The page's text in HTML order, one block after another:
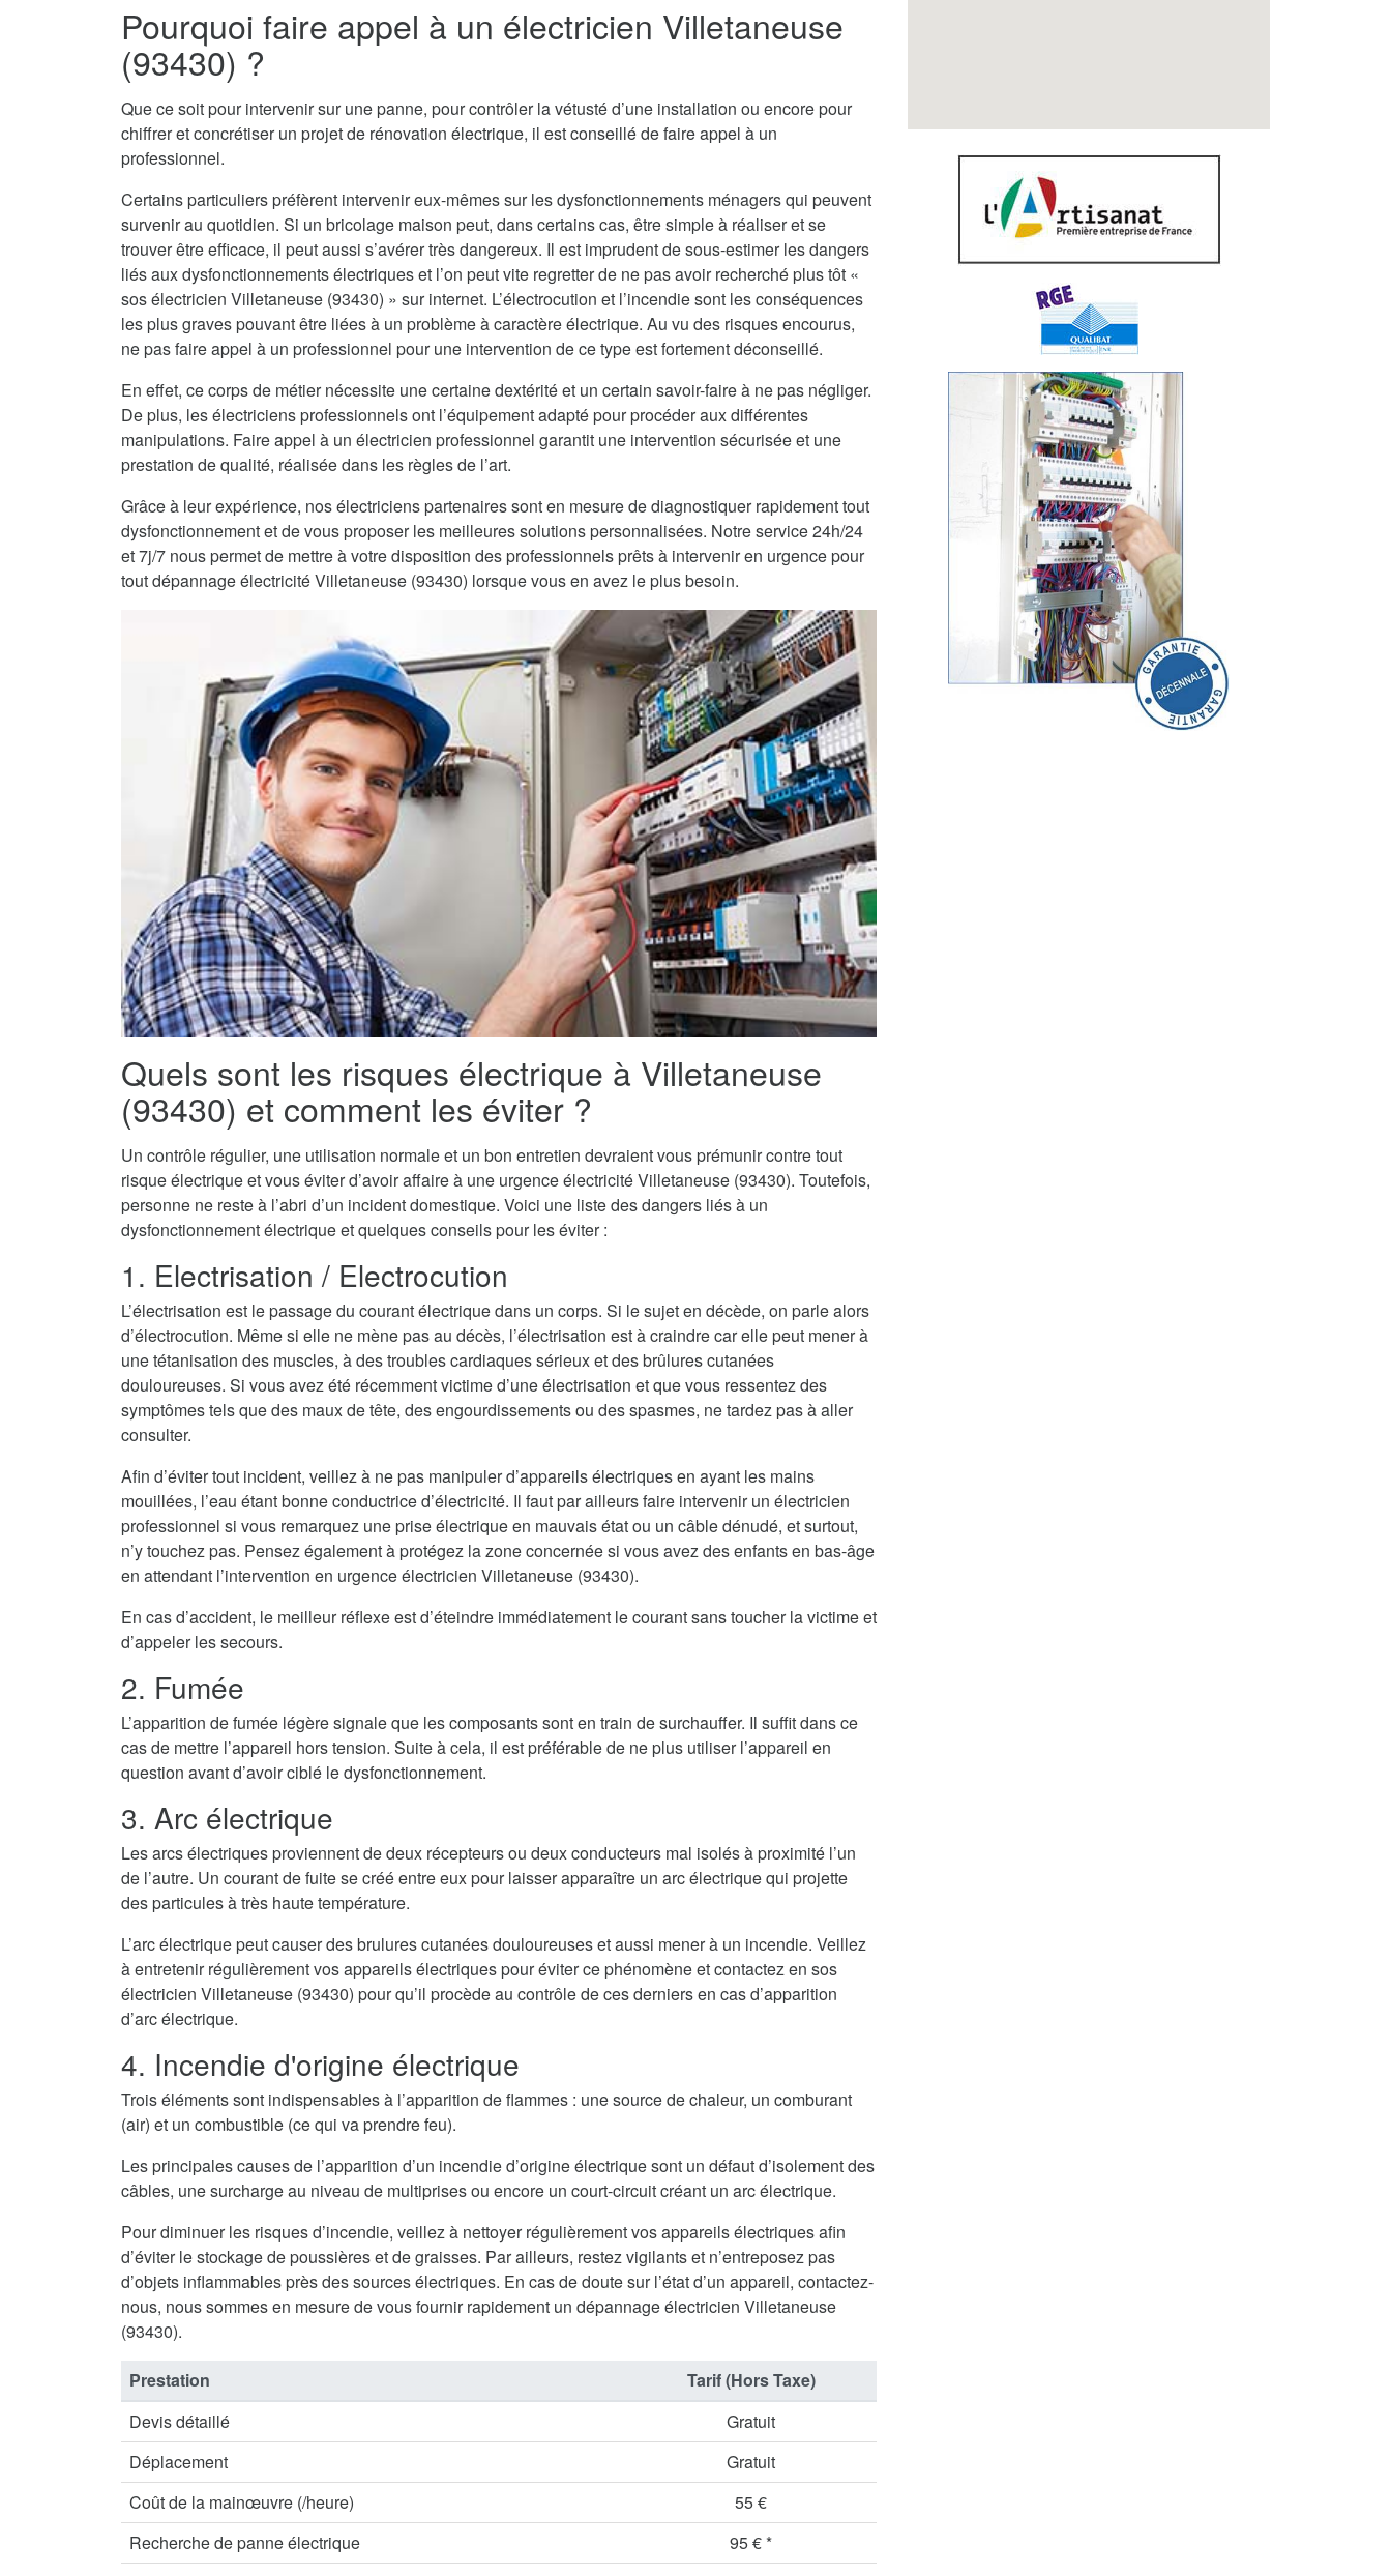
Pourquoi faire appel à un électricien Villetaneuse
(93430) ?
Que ce soit pour intervenir sur une panne, pour contrôler la vétusté d’une installation ou encore pour
chiffrer et concrétiser un projet de rénovation électrique, il est conseillé de faire appel à un
professionnel.
Certains particuliers préfèrent intervenir eux-mêmes sur les dysfonctionnements ménagers qui peuvent
survenir au quotidien. Si un bricolage maison peut, dans certains cas, être simple à réaliser et se
trouver être efficace, il peut aussi s’avérer très dangereux. Il est imprudent de sous-estimer les dangers
liés aux dysfonctionnements électriques et l’on peut vite regretter de ne pas avoir recherché plus tôt «
sos électricien Villetaneuse (93430) » sur internet. L’électrocution et l’incendie sont les conséquences
les plus graves pouvant être liées à un problème à caractère électrique. Au vu des risques encourus,
ne pas faire appel à un professionnel pour une intervention de ce type est fortement déconseillé.
En effet, ce corps de métier nécessite une certaine dextérité et un certain savoir-faire à ne pas négliger.
De plus, les électriciens professionnels ont l’équipement adapté pour procéder aux différentes
manipulations. Faire appel à un électricien professionnel garantit une intervention sécurisée et une
prestation de qualité, réalisée dans les règles de l’art.
Grâce à leur expérience, nos électriciens partenaires sont en mesure de diagnostiquer rapidement tout
dysfonctionnement et de vous proposer les meilleures solutions personnalisées. Notre service 24h/24
et 7j/7 nous permet de mettre à votre disposition des professionnels prêts à intervenir en urgence pour
tout dépannage électricité Villetaneuse (93430) lorsque vous en avez le plus besoin.
Quels sont les risques électrique à Villetaneuse
(93430) et comment les éviter ?
Un contrôle régulier, une utilisation normale et un bon entretien devraient vous prémunir contre tout
risque électrique et vous éviter d’avoir affaire à une urgence électricité Villetaneuse (93430). Toutefois,
personne ne reste à l’abri d’un incident domestique. Voici une liste des dangers liés à un
dysfonctionnement électrique et quelques conseils pour les éviter :
1. Electrisation / Electrocution
L’électrisation est le passage du courant électrique dans un corps. Si le sujet en décède, on parle alors
d’électrocution. Même si elle ne mène pas au décès, l’électrisation est à craindre car elle peut mener à
une tétanisation des muscles, à des troubles cardiaques sérieux et des brûlures cutanées
douloureuses. Si vous avez été récemment victime d’une électrisation et que vous ressentez des
symptômes tels que des maux de tête, des engourdissements ou des spasmes, ne tardez pas à aller
consulter.
Afin d’éviter tout incident, veillez à ne pas manipuler d’appareils électriques en ayant les mains
mouillées, l’eau étant bonne conductrice d’électricité. Il faut par ailleurs faire intervenir un électricien
professionnel si vous remarquez une prise électrique en mauvais état ou un câble dénudé, et surtout,
n’y touchez pas. Pensez également à protégez la zone concernée si vous avez des enfants en bas-âge
en attendant l’intervention en urgence électricien Villetaneuse (93430).
En cas d’accident, le meilleur réflexe est d’éteindre immédiatement le courant sans toucher la victime et
d’appeler les secours.
2. Fumée
L’apparition de fumée légère signale que les composants sont en train de surchauffer. Il suffit dans ce
cas de mettre l’appareil hors tension. Suite à cela, il est préférable de ne plus utiliser l’appareil en
question avant d’avoir ciblé le dysfonctionnement.
3. Arc électrique
Les arcs électriques proviennent de deux récepteurs ou deux conducteurs mal isolés à proximité l’un
de l’autre. Un courant de fuite se créé entre eux pour laisser apparaître un arc électrique qui projette
des particules à très haute température.
L’arc électrique peut causer des brulures cutanées douloureuses et aussi mener à un incendie. Veillez
à entretenir régulièrement vos appareils électriques pour éviter ce phénomène et contactez en sos
électricien Villetaneuse (93430) pour qu’il procède au contrôle de ces derniers en cas d’apparition
d’arc électrique.
4. Incendie d'origine électrique
Trois éléments sont indispensables à l’apparition de flammes : une source de chaleur, un comburant
(air) et un combustible (ce qui va prendre feu).
Les principales causes de l’apparition d’un incendie d’origine électrique sont un défaut d’isolement des
câbles, une surcharge au niveau de multiprises ou encore un court-circuit créant un arc électrique.
Pour diminuer les risques d’incendie, veillez à nettoyer régulièrement vos appareils électriques afin
d’éviter le stockage de poussières et de graisses. Par ailleurs, restez vigilants et n’entreposez pas
d’objets inflammables près des sources électriques. En cas de doute sur l’état d’un appareil, contactez-
nous, nous sommes en mesure de vous fournir rapidement un dépannage électricien Villetaneuse
(93430).
Prestation
Tarif (Hors Taxe)
Devis détaillé
Gratuit
Déplacement
Gratuit
Coût de la mainœuvre (/heure)
55 €
Recherche de panne électrique
95 € *